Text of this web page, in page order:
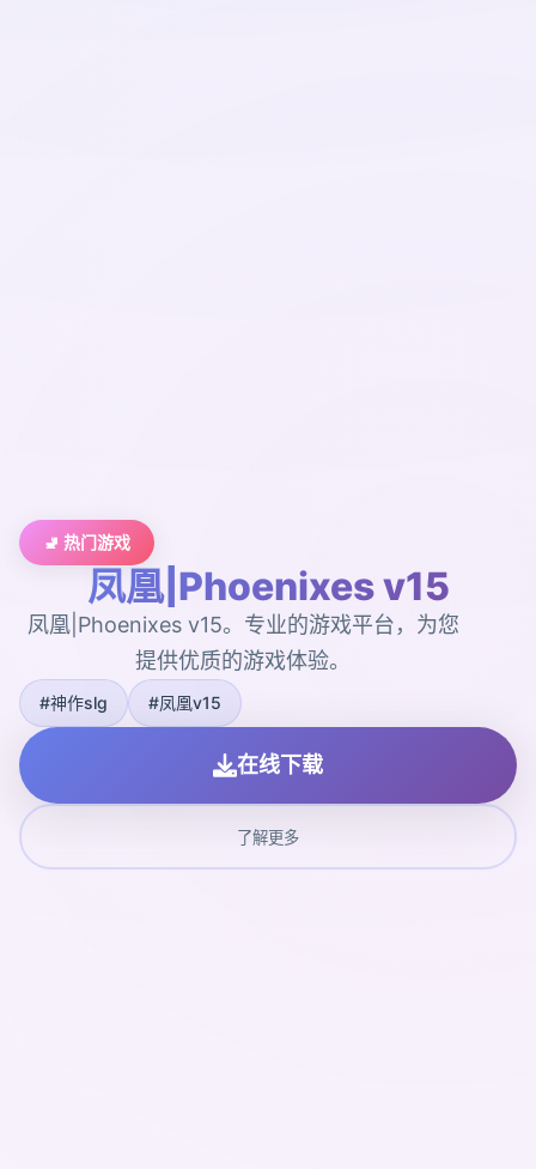
🚽 热门游戏
凤凰|Phoenixes v15
凤凰|Phoenixes v15。专业的游戏平台，为您
提供优质的游戏体验。
#神作slg #凤凰v15
在线下载
了解更多